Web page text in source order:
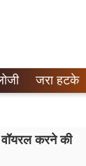
जरा हटके
वॉयरल करने की